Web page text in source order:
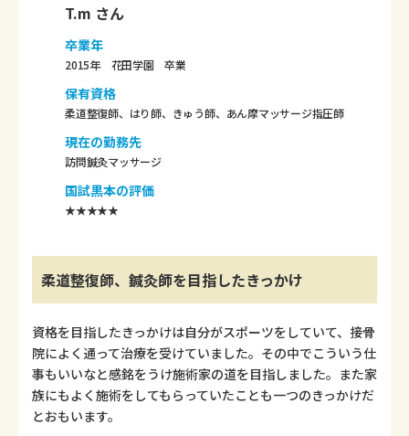
T.m さん
卒業年
2015年 花田学園 卒業
保有資格
柔道整復師、はり師、きゅう師、あん摩マッサージ指圧師
現在の勤務先
訪問鍼灸マッサージ
国試黒本の評価
★★★★★
柔道整復師、鍼灸師を目指したきっかけ
資格を目指したきっかけは自分がスポーツをしていて、接骨
院によく通って治療を受けていました。その中でこういう仕
事もいいなと感銘をうけ施術家の道を目指しました。また家
族にもよく施術をしてもらっていたことも一つのきっかけだ
とおもいます。